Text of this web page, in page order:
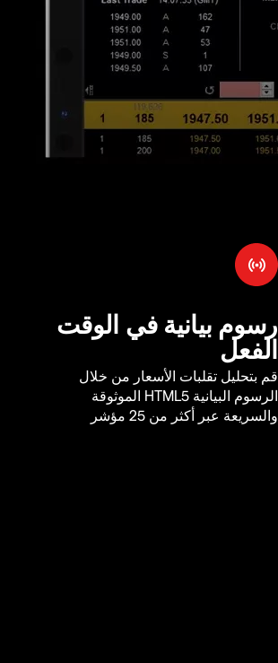
رسوم بيانية في الوقت
الفعل
قم بتحليل تقلبات الأسعار من خلال
الرسوم البيانية HTML5 الموثوقة
والسريعة عبر أكثر من 25 مؤشر